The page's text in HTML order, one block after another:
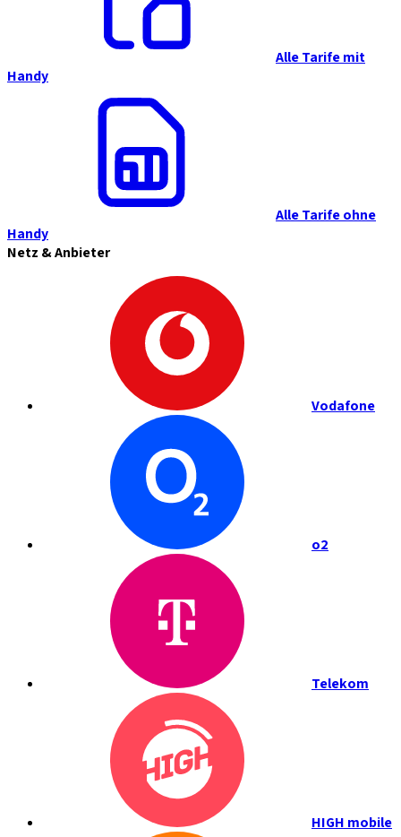
Alle Tarife mit
Handy
Alle Tarife ohne
Handy
Netz & Anbieter
Vodafone
o2
Telekom
HIGH mobile